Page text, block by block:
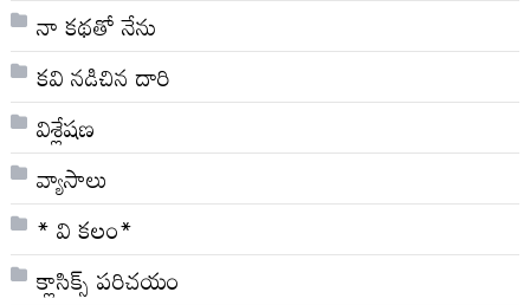
నా క‌థ‌తో నేను
కవి నడిచిన దారి
విశ్లేషణ
వ్యాసాలు
* వి క‌లం*
క్లాసిక్స్ ప‌రిచ‌యం